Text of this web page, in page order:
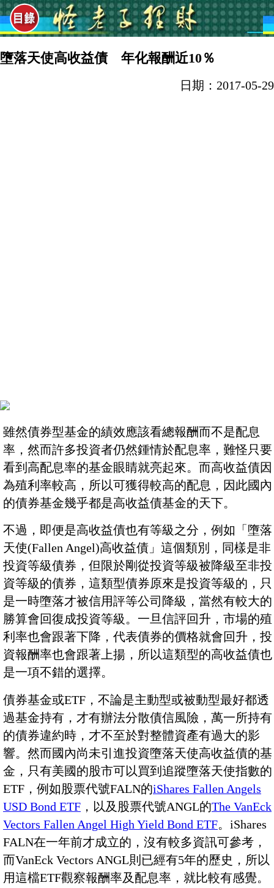
墮落天使高收益債 年化報酬近10％
日期：2017-05-29
雖然債券型基金的績效應該看總報酬而不是配息
率，然而許多投資者仍然鍾情於配息率，難怪只要
看到高配息率的基金眼睛就亮起來。而高收益債因
為殖利率較高，所以可獲得較高的配息，因此國內
的債券基金幾乎都是高收益債基金的天下。
不過，即便是高收益債也有等級之分，例如「墮落
天使(Fallen Angel)高收益債」這個類別，同樣是非
投資等級債券，但限於剛從投資等級被降級至非投
資等級的債券，這類型債券原來是投資等級的，只
是一時墮落才被信用評等公司降級，當然有較大的
勝算會回復成投資等級。一旦信評回升，市場的殖
利率也會跟著下降，代表債券的價格就會回升，投
資報酬率也會跟著上揚，所以這類型的高收益債也
是一項不錯的選擇。
債券基金或ETF，不論是主動型或被動型最好都透
過基金持有，才有辦法分散債信風險，萬一所持有
的債券違約時，才不至於對整體資產有過大的影
響。然而國內尚未引進投資墮落天使高收益債的基
金，只有美國的股市可以買到追蹤墮落天使指數的
ETF，例如股票代號FALN的iShares Fallen Angels
USD Bond ETF ，以及股票代號ANGL的The VanEck
Vectors Fallen Angel High Yield Bond ETF。iShares
FALN在一年前才成立的，沒有較多資訊可參考，
而VanEck Vectors ANGL則已經有5年的歷史，所以
用這檔ETF觀察報酬率及配息率，就比較有感覺。